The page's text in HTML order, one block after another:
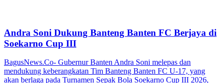
Andra Soni Dukung Banteng Banten FC Berjaya di
Soekarno Cup III
BagusNews.Co- Gubernur Banten Andra Soni melepas dan
mendukung keberangkatan Tim Banteng Banten FC U-17, yang
akan berlaga pada Turnamen Sepak Bola Soekarno Cup III 2026,